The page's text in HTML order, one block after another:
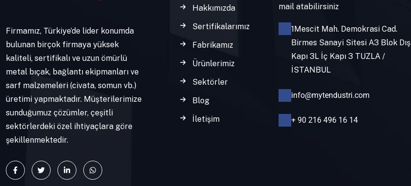
Firmamız, Türkiye’de lider konumda
bulunan birçok firmaya yüksek
kaliteli, sertifikalı ve uzun ömürlü
metal bıçak, bağlantı ekipmanları ve
sarf malzemeleri (civata, somun vb.)
üretimi yapmaktadır. Müşterilerimize
sunduğumuz çözümler, çeşitli
sektörlerdeki özel ihtiyaçlara göre
şekillenmektedir.
Hakkımızda
Sertifikalarımız
Fabrikamız
Ürünlerimiz
Sektörler
Blog
İletişim
mail atabilirsiniz
1Mescit Mah. Demokrasi Cad.
Birmes Sanayi Sitesi A3 Blok Dış
Kapı 3L İç Kapı 3 TUZLA /
İSTANBUL
info@mytendustri.com
+ 90 216 496 16 14